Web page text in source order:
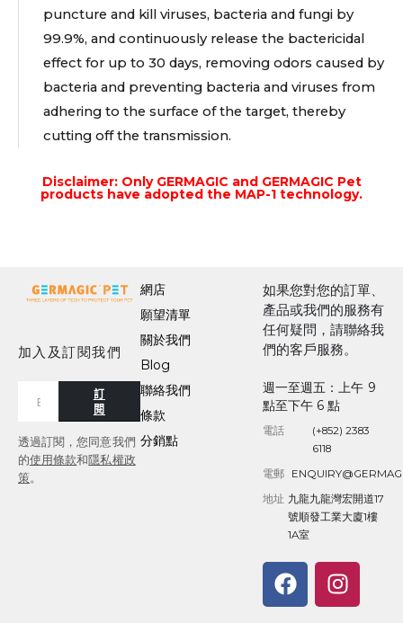
puncture and kill viruses, bacteria and fungi by
99.9%, and continuously release the bactericidal
effect for up to 30 days, removing odors caused by
bacteria and preventing bacteria and viruses from
adhering to the surface of the target, thereby
cutting off the transmission.
Disclaimer: Only GERMAGIC and GERMAGIC Pet
products have adopted the MAP-1 technology.
加入及訂閱我們
訂
閱
透過訂閱，您同意我們
的使用條款和隱私權政
策。
網店
願望清單
關於我們
Blog
聯絡我們
條款
分銷點
如果您對您的訂單、
產品或我們的服務有
任何疑問，請聯絡我
們的客戶服務。
週一至週五：上午 9
點至下午 6 點
電話
(+852) 2383
6118
電郵
地址 九龍九龍灣宏開道17
號順發工業大廈1樓
1A室